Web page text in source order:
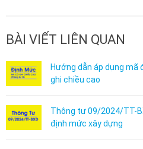
BÀI VIẾT LIÊN QUAN
Hướng dẫn áp dụng
ghi chiều cao
Thông tư 09/2024/TT-
định mức xây dựng